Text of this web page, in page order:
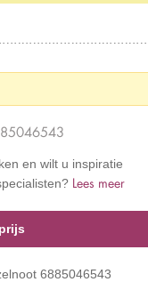
en wilt u inspiratie
Lees meer
6885046543